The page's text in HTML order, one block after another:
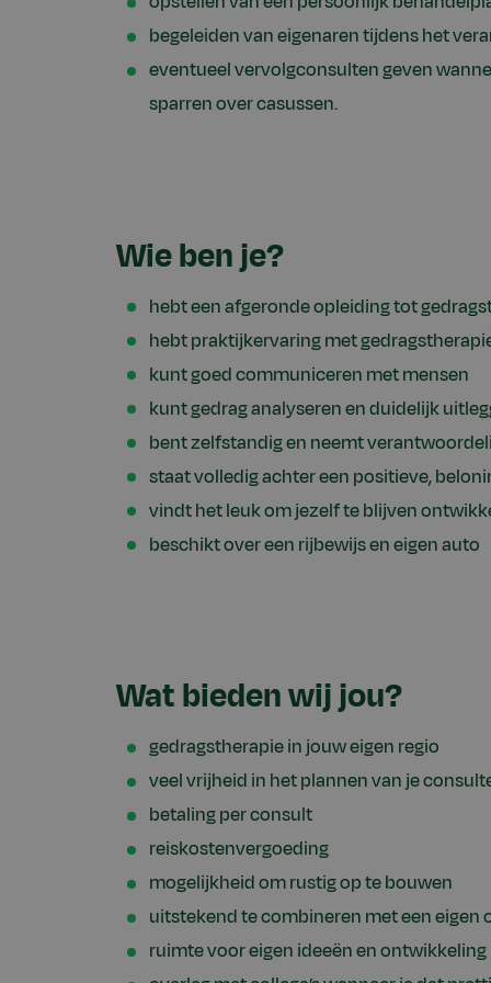
begeleiden van eigenaren tijdens het
eventueel vervolgconsulten geven
sparren over casussen.
Wie ben je?
hebt een afgeronde opleiding tot
hebt praktijkervaring met
kunt goed communiceren met mensen
kunt gedrag analyseren en duidelijk
bent zelfstandig en neemt
staat volledig achter een positieve,
vindt het leuk om jezelf te blijven
beschikt over een rijbewijs en eigen auto
Wat bieden wij jou?
gedragstherapie in jouw eigen regio
veel vrijheid in het plannen van je
betaling per consult
reiskostenvergoeding
mogelijkheid om rustig op te bouwen
uitstekend te combineren met een eigen
ruimte voor eigen ideeën en ontwikkeling